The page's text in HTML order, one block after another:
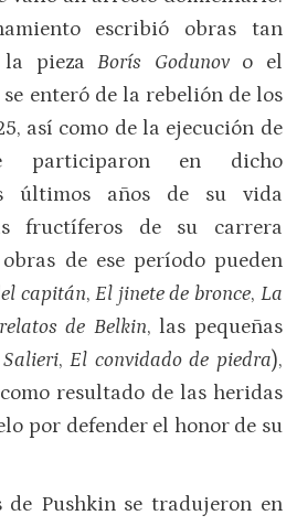
escribió obras tan
la piezaBorís Godunov o el
se enteró de la rebelión de los
así como de la ejecución de
participaron en dicho
últimos años de su vida
fructíferos de su carrera
de ese período pueden
capitán,El jinete de bronce, La
de Belkin, las pequeñas
,El convidado de piedra),
resultado de las heridas
por defender el honor de su
de Pushkin se tradujeron en